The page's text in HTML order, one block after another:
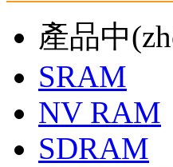
產品中
SRAM
NV RAM
SDRAM